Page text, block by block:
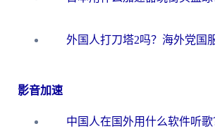
影音加速